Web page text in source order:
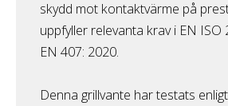
skydd mot kontaktvärme på
uppfyller relevanta krav i EN ISO
EN 407: 2020.
Denna grillvante har testats